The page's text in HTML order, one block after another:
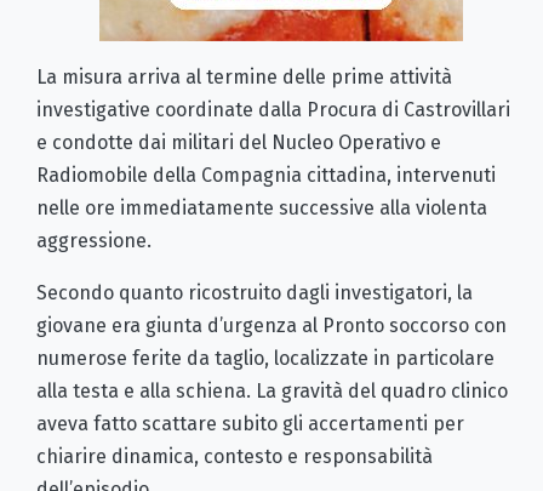
La misura arriva al termine delle prime attività
investigative coordinate dalla Procura di Castrovillari
e condotte dai militari del Nucleo Operativo e
Radiomobile della Compagnia cittadina, intervenuti
nelle ore immediatamente successive alla violenta
aggressione.
Secondo quanto ricostruito dagli investigatori, la
giovane era giunta d’urgenza al Pronto soccorso con
numerose ferite da taglio, localizzate in particolare
alla testa e alla schiena. La gravità del quadro clinico
aveva fatto scattare subito gli accertamenti per
chiarire dinamica, contesto e responsabilità